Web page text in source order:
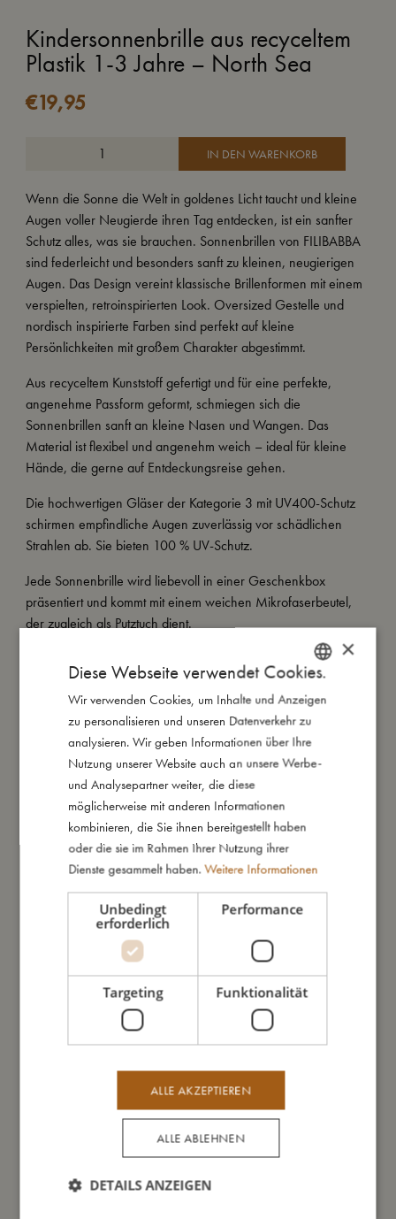
Kindersonnenbrille aus recyceltem
Plastik 1-3 Jahre – North Sea
€19,95
IN DEN WARENKORB
Wenn die Sonne die Welt in goldenes Licht taucht und kleine
Augen voller Neugierde ihren Tag entdecken, ist ein sanfter
Schutz alles, was sie brauchen. Sonnenbrillen von FILIBABBA
sind federleicht und besonders sanft zu kleinen, neugierigen
Augen. Das Design vereint klassische Brillenformen mit einem
verspielten, retroinspirierten Look. Oversized Gestelle und
nordisch inspirierte Farben sind perfekt auf kleine
Persönlichkeiten mit großem Charakter abgestimmt.
Aus recyceltem Kunststoff gefertigt und für eine perfekte,
angenehme Passform geformt, schmiegen sich die
Sonnenbrillen sanft an kleine Nasen und Wangen. Das
Material ist flexibel und angenehm weich – ideal für kleine
Hände, die gerne auf Entdeckungsreise gehen.
Die hochwertigen Gläser der Kategorie 3 mit UV400-Schutz
schirmen empfindliche Augen zuverlässig vor schädlichen
Strahlen ab. Sie bieten 100 % UV-Schutz.
Jede Sonnenbrille wird liebevoll in einer Geschenkbox
präsentiert und kommt mit einem weichen Mikrofaserbeutel,
der zugleich als Putztuch dient.
– Gefertigt aus recyceltem Kunststoff
– Flexibles Material mit weicher Oberfläche
– UV400-Gläser (Kategorie 3)
– Inklusive weichem Mikrofaserbeutel, der auch als Putztuch
– Erhältlich in zwei Größen: 1–3 Jahre und 4–7 Jahre
So groß bin ich
Daraus bin ich gemacht
So kannst Du mich pflegen
Das könnte dir auch gefallen
DANISH
ENGLISH
GERMAN
×
Diese Webseite verwendet Cookies.
Wir verwenden Cookies, um Inhalte und Anzeigen
zu personalisieren und unseren Datenverkehr zu
analysieren. Wir geben Informationen über Ihre
Nutzung unserer Website auch an unsere Werbe-
und Analysepartner weiter, die diese
möglicherweise mit anderen Informationen
kombinieren, die Sie ihnen bereitgestellt haben
oder die sie im Rahmen Ihrer Nutzung ihrer
Dienste gesammelt haben. Weitere Informationen
Unbedingt
erforderlich
Performance
Targeting Funktionalität
ALLE AKZEPTIEREN
ALLE ABLEHNEN
DETAILS ANZEIGEN